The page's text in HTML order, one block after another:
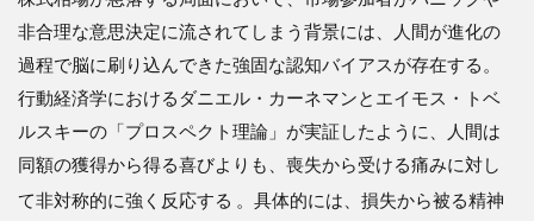
2.3
賢明
な投
資家
落相
場に
て実
非合理な意思決定に流されてしまう背景には、人間が進化の
過程で脳に刷り込んできた強固な認知バイアスが存在する。
行動経済学におけるダニエル・カーネマンとエイモス・トベ
ルスキーの「プロスペクト理論」が実証したように、人間は
同額の獲得から得る喜びよりも、喪失から受ける痛みに対し
て非対称的に強く反応する 。具体的には、損失から被る精神